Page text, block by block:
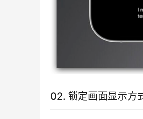
02. 锁定画面显示方